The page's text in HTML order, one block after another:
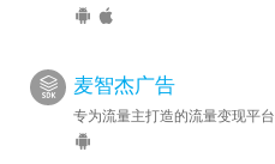
麦智杰广告
专为流量主打造的流量变现平台